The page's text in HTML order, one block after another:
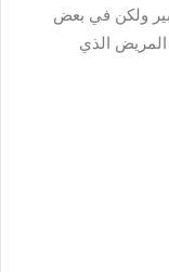
آمن إلى حد كبير ولكن في بعض
المريض الذي